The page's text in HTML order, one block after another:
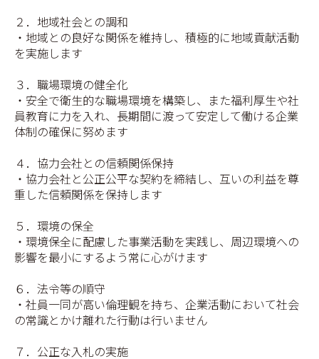
２．地域社会との調和
・地域との良好な関係を維持し、積極的に地域貢献活動
を実施します
３．職場環境の健全化
・安全で衛生的な職場環境を構築し、また福利厚生や社
員教育に力を入れ、長期間に渡って安定して働ける企業
体制の確保に努めます
４．協力会社との信頼関係保持
・協力会社と公正公平な契約を締結し、互いの利益を尊
重した信頼関係を保持します
５．環境の保全
・環境保全に配慮した事業活動を実践し、周辺環境への
影響を最小にするよう常に心がけます
６．法令等の順守
・社員一同が高い倫理観を持ち、企業活動において社会
の常識とかけ離れた行動は行いません
７．公正な入札の実施